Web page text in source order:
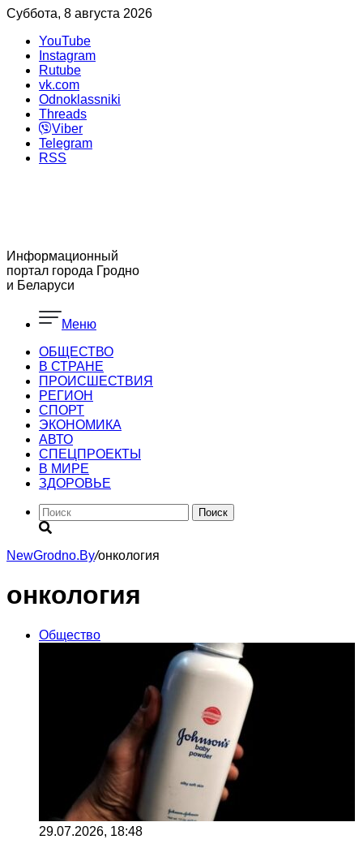
Суббота, 8 августа 2026
YouTube
Instagram
Rutube
vk.com
Odnoklassniki
Threads
Viber
Telegram
RSS
Информационный
портал города Гродно
и Беларуси
Меню
ОБЩЕСТВО
В СТРАНЕ
ПРОИСШЕСТВИЯ
РЕГИОН
CПОРТ
ЭКОНОМИКА
АВТО
СПЕЦПРОЕКТЫ
В МИРЕ
ЗДОРОВЬЕ
Поиск
NewGrodno.By/онкология
онкология
Общество
29.07.2026, 18:48